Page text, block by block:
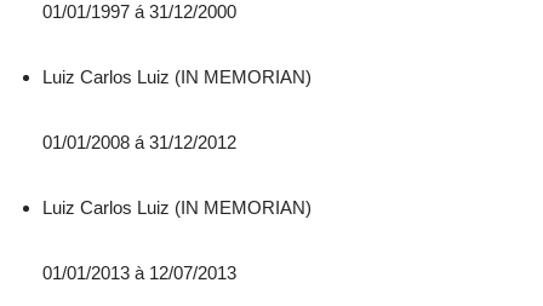
01/01/1997 á 31/12/2000
Luiz Carlos Luiz (IN MEMORIAN)
01/01/2008 á 31/12/2012
Luiz Carlos Luiz (IN MEMORIAN)
01/01/2013 à 12/07/2013